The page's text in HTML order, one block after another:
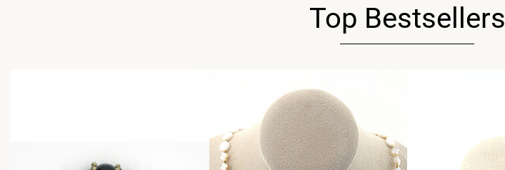
Top Bestsellers